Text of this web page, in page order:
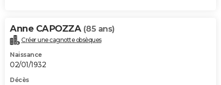
Anne CAPOZZA (85 ans)
Créer une cagnotte obsèques
Naissance
02/01/1932
Décès